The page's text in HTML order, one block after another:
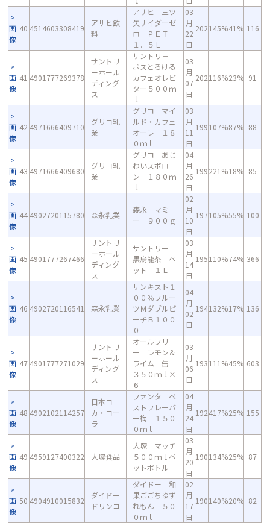
画
像
40 4514603308419
アサヒ飲
料
アサヒ 三ツ
矢サイダーゼ
ロ ＰＥＴ
１．５Ｌ
03
月
22
日
202145%41% 116
画
像
41 4901777269378
サントリ
ーホール
ディング
ス
サントリ－
ボスとろける
カフェオレビ
ター５００ｍ
ｌ
03
月
07
日
202116%23% 91
画
像
42 4971666409710
グリコ乳
業
グリコ マイ
ルド・カフェ
オーレ １８
０ｍｌ
03
月
11
日
199107%87% 88
画
像
43 4971666409680
グリコ乳
業
グリコ あじ
わいスポロ
ン １８０ｍ
ｌ
04
月
26
日
199221%18% 85
画
像
44 4902720115780 森永乳業
森永 マミ
ー ９００ｇ
02
月
10
日
197105%55% 100
画
像
45 4901777267466
サントリ
ーホール
ディング
ス
サントリー
黒烏龍茶 ペ
ット １Ｌ
03
月
14
日
195110%74% 366
画
像
46 4902720116541 森永乳業
サンキスト１
００％フルー
ツＭダブルピ
ーチＢ１００
０
04
月
02
日
194132%17% 136
画
像
47 4901777271029
サントリ
ーホール
ディング
ス
オールフリ
ー レモン＆
ライム 缶
３５０ｍｌ×
６
03
月
06
日
193111%45% 603
画
像
48 4902102114257
日本コ
カ・コー
ラ
ファンタ ベ
ストフレーバ
ー梅 １５０
０ｍｌ
04
月
24
日
192417%25% 155
画
像
49 4959127400322 大塚食品
大塚 マッチ
５００ｍｌペ
ットボトル
03
月
20
日
190134%25% 87
画
像
50 4904910015832
ダイドー
ドリンコ
ダイドー 和
果ごごちゆず
れもん ５０
０ｍｌ
02
月
17
日
190140%20% 82